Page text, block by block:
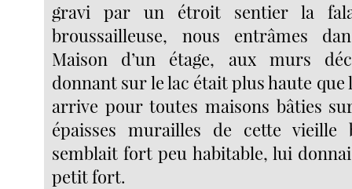
gravi par un étroit sentier la
broussailleuse, nous entrâmes
Maison d’un étage, aux murs
donnant sur le lac était plus haute que
arrive pour toutes maisons bâties
épaisses murailles de cette vieille
semblait fort peu habitable, lui
petit fort.